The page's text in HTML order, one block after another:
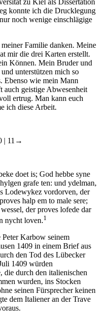
konnte ich die Drucklegung
noch wenige einschlägige
Familie danken. Meine
mir die drei Karten erstellt.
Können. Mein Bruder und
unterstützen mich so
Ebenso wie mein Mann
auch geistige Abwesenheit
ertrug. Man kann euch
ich diese Arbeit.
| 11→
doet is; God hebbe syne
grafe ten: und ydelman,
Lodewykez vordorven, der
halp em to male sere;
der proves lofede dar
nycht loven.1
Peter Karbow seinem
1409 in einem Brief aus
den Tod des Lübecker
1409 würden
die durch den italienischen
wurden, ins Stocken
seinen Fürsprecher keinen
dem Italiener an der Trave